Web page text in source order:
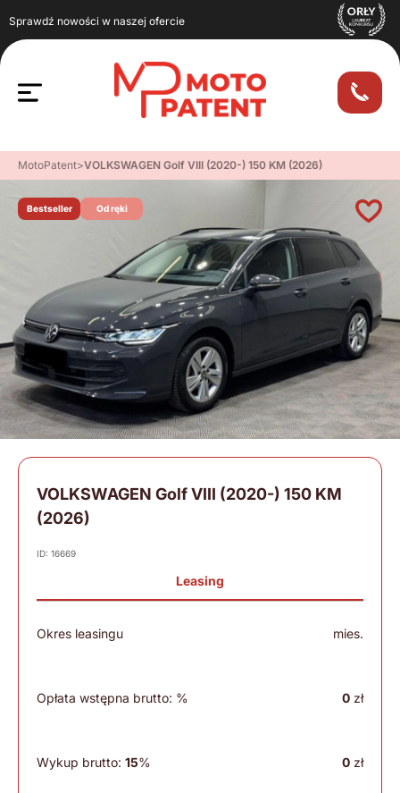
Sprawdź nowości w naszej ofercie
MotoPatent>VOLKSWAGEN Golf VIII (2020-) 150 KM (2026)
Bestseller Od ręki
VOLKSWAGEN Golf VIII (2020-) 150 KM
(2026)
ID: 16669
Leasing
Okres leasingu mies.
Opłata wstępna brutto: % 0 zł
Wykup brutto: 15% 0 zł